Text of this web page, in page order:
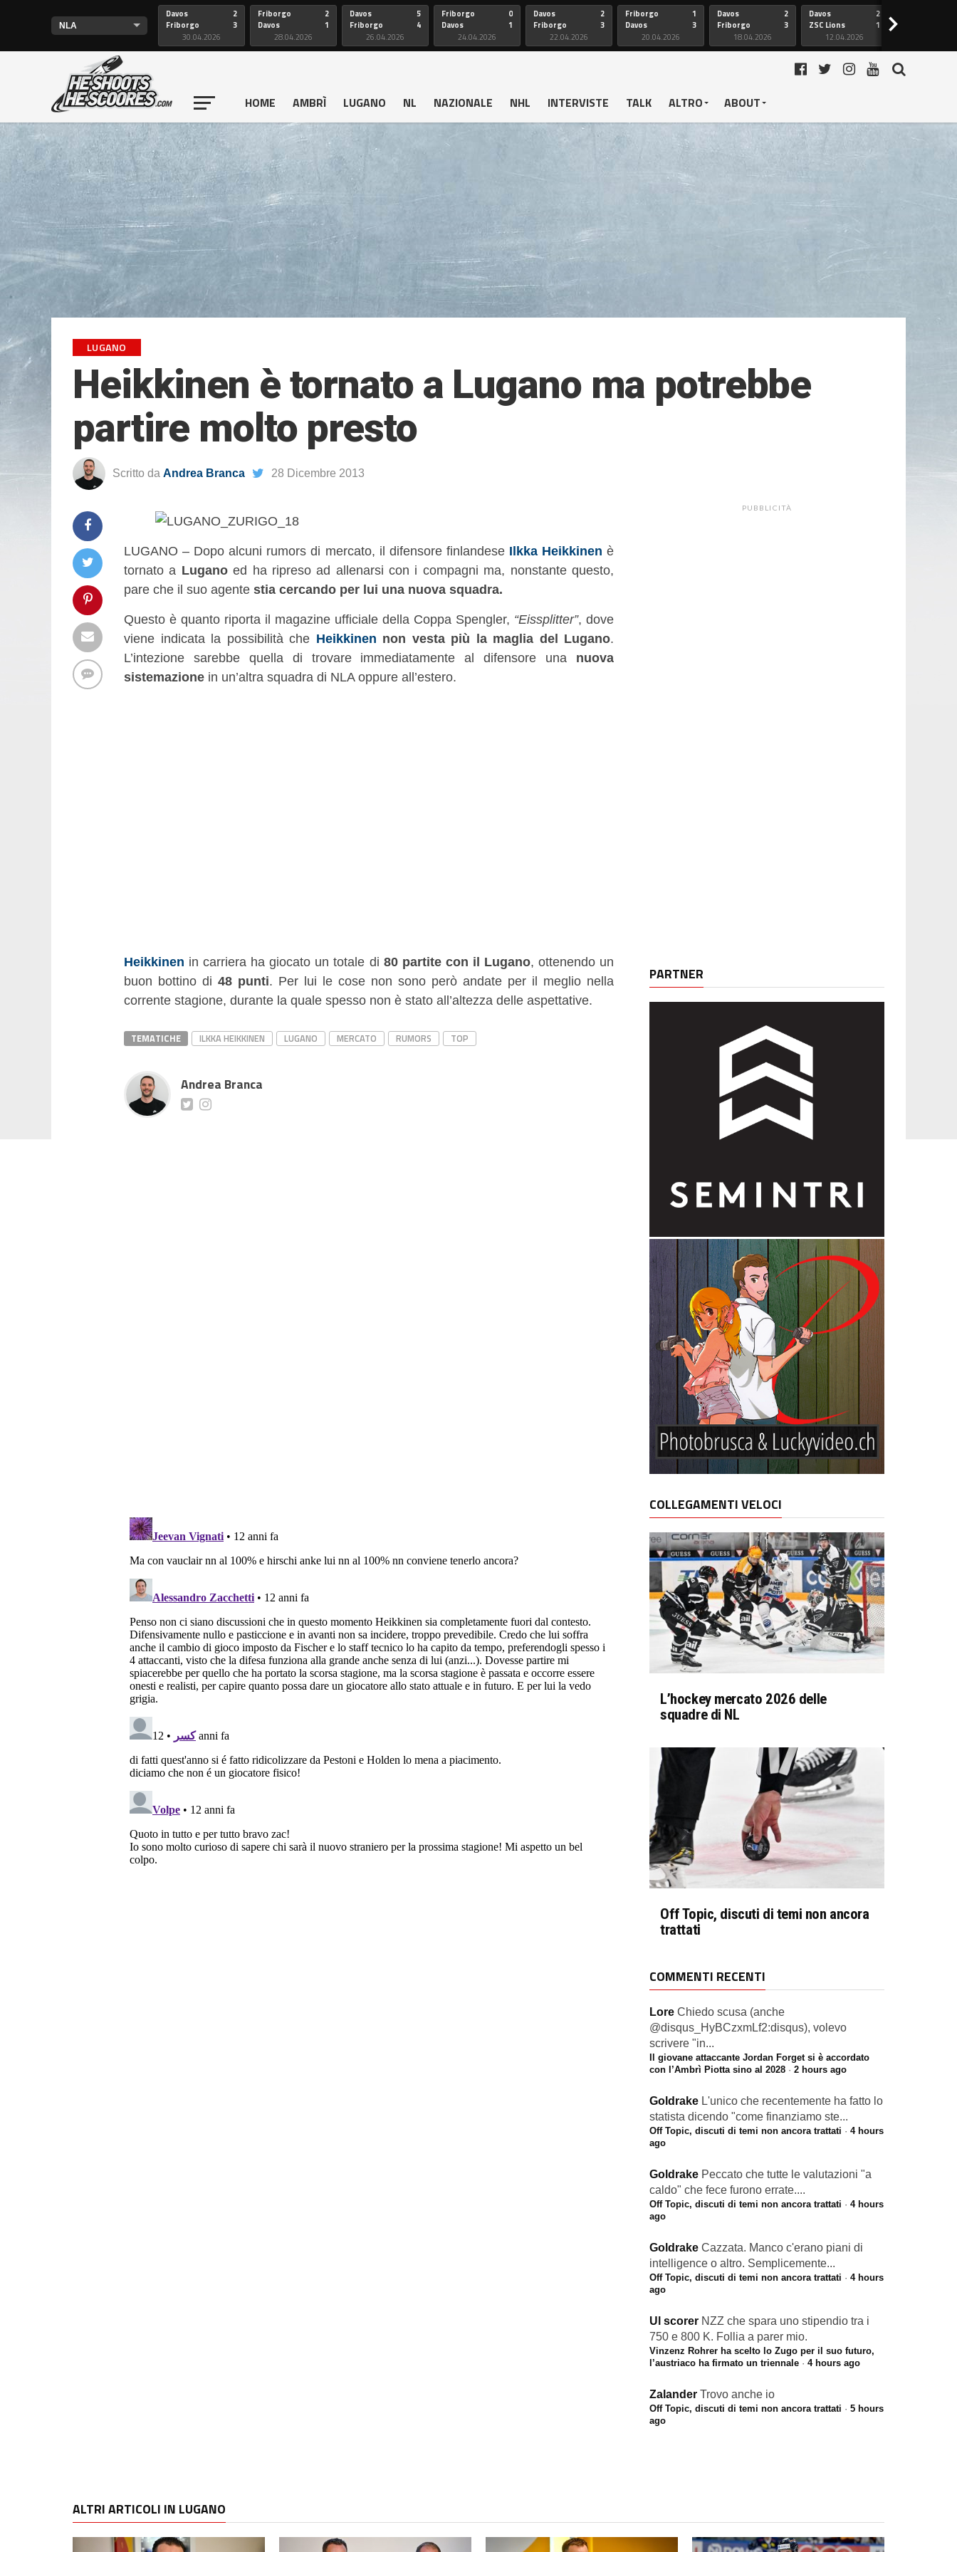
Davos
Friborgo
2
3
30.04.2026
Friborgo
Davos
2
1
28.04.2026
Davos
Friborgo
5
4
26.04.2026
Friborgo
Davos
0
1
24.04.2026
Davos
Friborgo
2
3
22.04.2026
Friborgo
Davos
1
3
20.04.2026
Davos
Friborgo
2
3
18.04.2026
Davos
ZSC Lions
2
1
12.04.2026
>
HOME AMBRÌ LUGANO NL NAZIONALE NHL INTERVISTE TALK ALTRO ABOUT
LUGANO
Heikkinen è tornato a Lugano ma potrebbe
partire molto presto
Scritto da Andrea Branca 28 Dicembre 2013
LUGANO – Dopo alcuni rumors di mercato, il difensore finlandese Ilkka Heikkinen è
tornato a Luganoed ha ripreso ad allenarsi con i compagni ma, nonstante questo,
pare che il suo agente stia cercando per lui una nuova squadra.
Questo è quanto riporta il magazine ufficiale della Coppa Spengler, “Eissplitter”, dove
viene indicata la possibilità che Heikkinen non vesta più la maglia del Lugano.
L’intezione sarebbe quella di trovare immediatamente al difensore una nuova
sistemazione in un’altra squadra di NLA oppure all’estero.
Heikkinen in carriera ha giocato un totale di 80 partite con il Lugano, ottenendo un
buon bottino di 48 punti. Per lui le cose non sono però andate per il meglio nella
corrente stagione, durante la quale spesso non è stato all’altezza delle aspettative.
TEMATICHE ILKKA HEIKKINEN LUGANO MERCATO RUMORS TOP
Andrea Branca
PUBBLICITÀ
PARTNER
COLLEGAMENTI VELOCI
L’hockey mercato 2026 delle
squadre di NL
Off Topic, discuti di temi non ancora
trattati
COMMENTI RECENTI
Lore Chiedo scusa (anche
@disqus_HyBCzxmLf2:disqus), volevo
scrivere "in...
Il giovane attaccante Jordan Forget si è accordato
con l’Ambrì Piotta sino al 2028 · 2 hours ago
Goldrake L'unico che recentemente ha fatto lo
statista dicendo "come finanziamo ste...
Off Topic, discuti di temi non ancora trattati · 4 hours
ago
Goldrake Peccato che tutte le valutazioni "a
caldo" che fece furono errate....
Off Topic, discuti di temi non ancora trattati · 4 hours
ago
Goldrake Cazzata. Manco c'erano piani di
intelligence o altro. Semplicemente...
Off Topic, discuti di temi non ancora trattati · 4 hours
ago
Ul scorer NZZ che spara uno stipendio tra i
750 e 800 K. Follia a parer mio.
Vinzenz Rohrer ha scelto lo Zugo per il suo futuro,
l’austriaco ha firmato un triennale · 4 hours ago
Zalander Trovo anche io
Off Topic, discuti di temi non ancora trattati · 5 hours
ago
ALTRI ARTICOLI IN LUGANO